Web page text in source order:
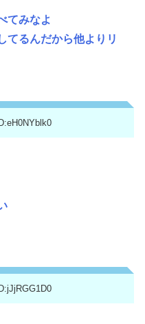
てみなよ
てるんだから他よりリ
ID:eH0NYblk0
ID:jJjRGG1D0